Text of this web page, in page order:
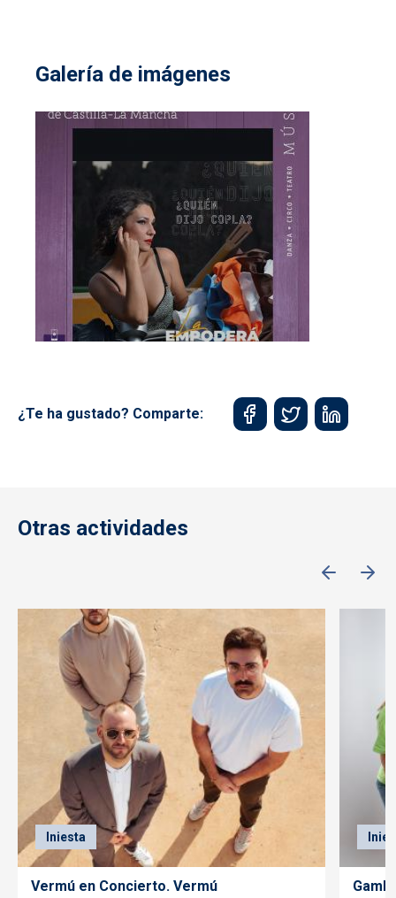
Galería de imágenes
¿Te ha gustado? Comparte:
Otras actividades
Iniesta
Vermú en Concierto. Vermú